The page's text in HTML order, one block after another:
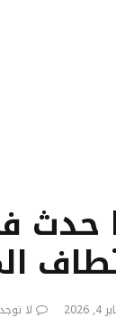
حدث
2026 لا